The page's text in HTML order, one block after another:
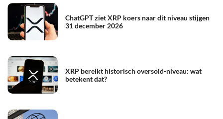
ChatGPT ziet XRP koers naar dit niveau stijgen
31 december 2026
XRP bereikt historisch oversold-niveau: wat
betekent dat?